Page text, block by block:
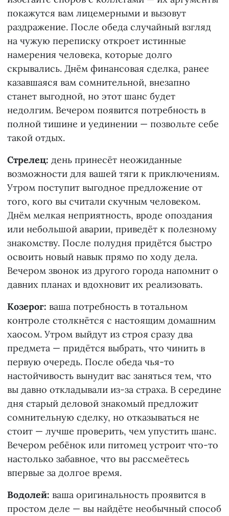
покажутся вам лицемерными и вызовут
раздражение. После обеда случайный взгляд
на чужую переписку откроет истинные
намерения человека, которые долго
скрывались. Днём финансовая сделка, ранее
казавшаяся вам сомнительной, внезапно
станет выгодной, но этот шанс будет
недолгим. Вечером появится потребность в
полной тишине и уединении — позвольте себе
такой отдых.
Стрелец: день принесёт неожиданные
возможности для вашей тяги к приключениям.
Утром поступит выгодное предложение от
того, кого вы считали скучным человеком.
Днём мелкая неприятность, вроде опоздания
или небольшой аварии, приведёт к полезному
знакомству. После полудня придётся быстро
освоить новый навык прямо по ходу дела.
Вечером звонок из другого города напомнит о
давних планах и вдохновит их реализовать.
Козерог: ваша потребность в тотальном
контроле столкнётся с настоящим домашним
хаосом. Утром выйдут из строя сразу два
предмета — придётся выбрать, что чинить в
первую очередь. После обеда чья-то
настойчивость вынудит вас заняться тем, что
вы давно откладывали из-за страха. В середине
дня старый деловой знакомый предложит
сомнительную сделку, но отказываться не
стоит — лучше проверить, чем упустить шанс.
Вечером ребёнок или питомец устроит что-то
настолько забавное, что вы рассмеётесь
впервые за долгое время.
Водолей: ваша оригинальность проявится в
простом деле — вы найдёте необычный способ